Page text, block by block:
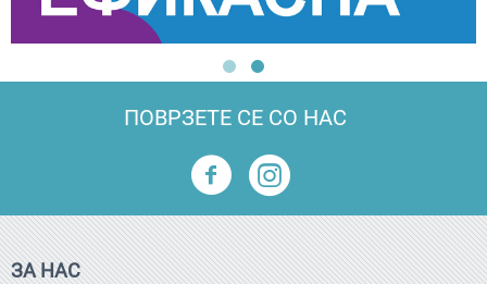
ПОВРЗЕТЕ СЕ СО НАС
ЗА НАС